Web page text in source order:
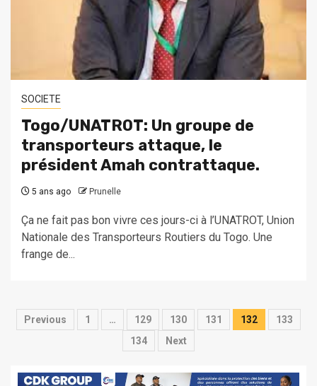
SOCIETE
Togo/UNATROT: Un groupe de
transporteurs attaque, le
président Amah contrattaque.
5 ans ago Prunelle
Ça ne fait pas bon vivre ces jours-ci à l’UNATROT, Union
Nationale des Transporteurs Routiers du Togo. Une
frange de...
Pagination
publications
Previous 1 … 129 130 131 132
133
134
Next